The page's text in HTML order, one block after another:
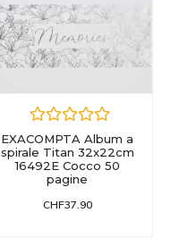
EXACOMPTA Album a
spirale Titan 32x22cm
16492E Cocco 50
pagine
CHF37.90